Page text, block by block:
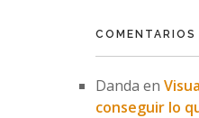
COMENTARIOS
Danda en
conseguir lo